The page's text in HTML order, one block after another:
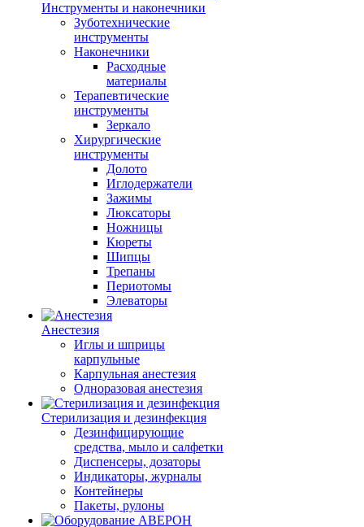
Инструменты и наконечники
Зуботехнические
инструменты
Наконечники
Расходные
материалы
Терапевтические
инструменты
Зеркало
Хирургические
инструменты
Долото
Иглодержатели
Зажимы
Люксаторы
Ножницы
Кюреты
Шипцы
Трепаны
Периотомы
Элеваторы
Анестезия
Иглы и шприцы
карпульные
Карпульная анестезия
Одноразовая анестезия
Стерилизация и дезинфекция
Дезинфицирующие
средства, мыло и салфетки
Диспенсеры, дозаторы
Индикаторы, журналы
Контейнеры
Пакеты, рулоны